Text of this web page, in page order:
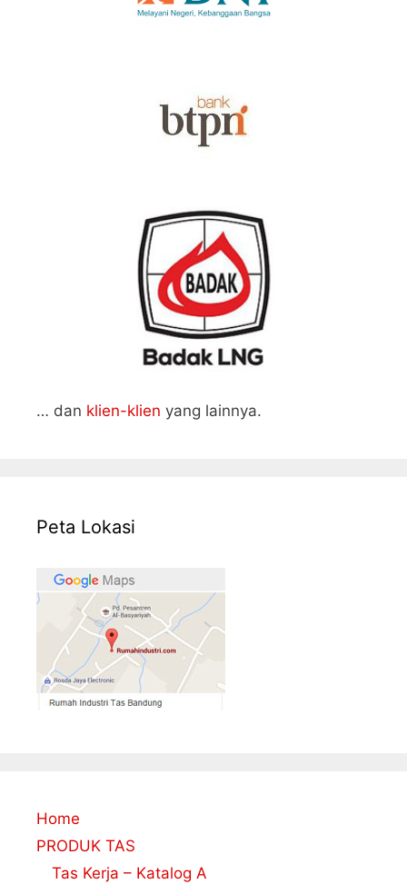
… dan klien-klien yang lainnya.
Peta Lokasi
Home
PRODUK TAS
Tas Kerja – Katalog A